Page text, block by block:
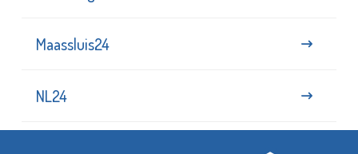
Maassluis24
NL24